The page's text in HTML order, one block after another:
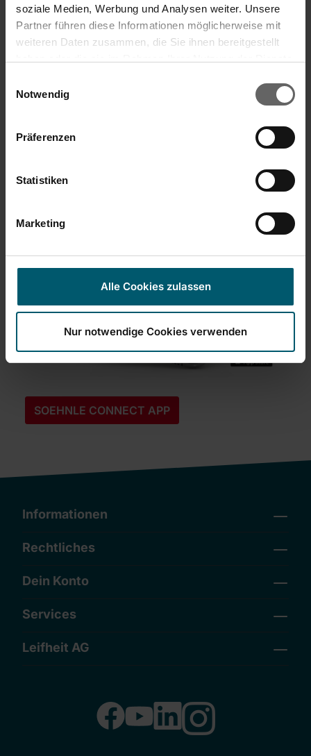
soziale Medien, Werbung und Analysen weiter. Unsere
Partner führen diese Informationen möglicherweise mit
weiteren Daten zusammen, die Sie ihnen bereitgestellt
Cookies, wenn Sie unsere Webseite weiterhin nutzen.
Notwendig
Präferenzen
Statistiken
Marketing
Alle Cookies zulassen
Nur notwendige Cookies verwenden
SOEHNLE CONNECT APP
Informationen
Rechtliches
Dein Konto
Services
Leifheit AG